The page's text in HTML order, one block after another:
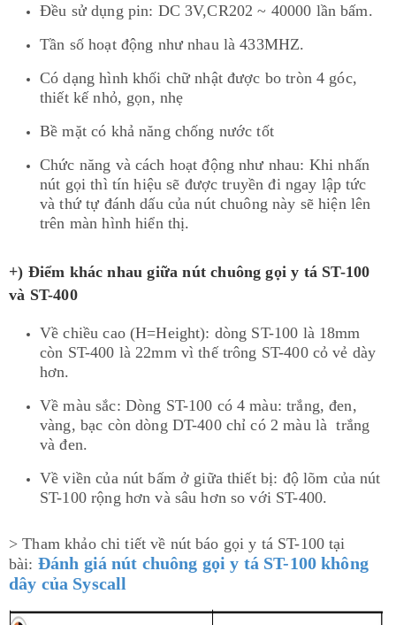
Đều sử dụng pin: DC 3V,CR202 ~ 40000 lần bấm.
Tần số hoạt động như nhau là 433MHZ.
Có dạng hình khối chữ nhật được bo tròn 4 góc,
thiết kế nhỏ, gọn, nhẹ
Bề mặt có khả năng chống nước tốt
Chức năng và cách hoạt động như nhau: Khi nhấn
nút gọi thì tín hiệu sẽ được truyền đi ngay lập tức
và thứ tự đánh dấu của nút chuông này sẽ hiện lên
trên màn hình hiển thị.​
+) Điểm khác nhau giữa nút chuông gọi y tá ST-100
và ST-400
Về chiều cao (H=Height): dòng ST-100 là 18mm
còn ST-400 là 22mm vì thế trông ST-400 cỏ vẻ dày
hơn.
Về màu sắc: Dòng ST-100 có 4 màu: trắng, đen,
vàng, bạc còn dòng DT-400 chỉ có 2 màu là trắng
và đen.
Về viền của nút bấm ở giữa thiết bị: độ lõm của nút
ST-100 rộng hơn và sâu hơn so với ST-400.
> Tham khảo chi tiết về nút báo gọi y tá ST-100 tại
bài: Đánh giá nút chuông gọi y tá ST-100 không
dây của Syscall